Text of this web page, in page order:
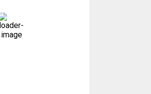
67 %
1015 mb